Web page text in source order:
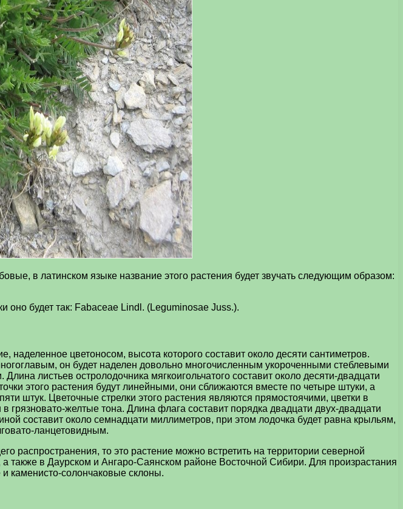
в латинском языке название этого растения будет звучать следующим образом:
оно будет так: Fabaceae Lindl. (Leguminosae Juss.).
наделенное цветоносом, высота которого составит около десяти сантиметров.
он будет наделен довольно многочисленным укороченными стеблевыми
листьев остролодочника мягкоигольчатого составит около десяти-двадцати
этого растения будут линейными, они сближаются вместе по четыре штуки, а
штук. Цветочные стрелки этого растения являются прямостоячими, цветки в
грязновато-желтые тона. Длина флага составит порядка двадцати двух-двадцати
составит около семнадцати миллиметров, при этом лодочка будет равна крыльям,
ланцетовидным.
распространения, то это растение можно встретить на территории северной
также в Даурском и Ангаро-Саянском районе Восточной Сибири. Для произрастания
и каменисто-солончаковые склоны.